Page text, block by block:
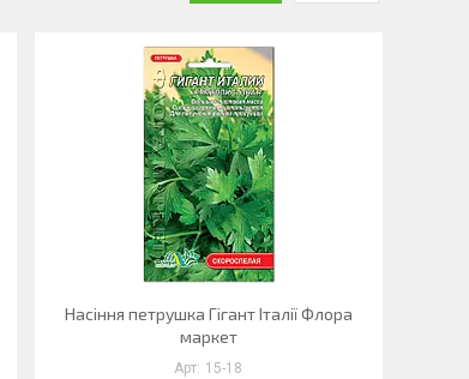
Насіння петрушка Гігант Італії Флора
маркет
15-18